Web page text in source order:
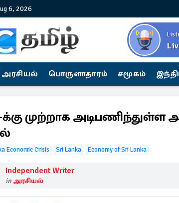
6, 2026
அரசியல் பொருளாதாரம் சமூகம்
க்கு முற்றாக அடிபணிந்துள்ள
Economic Crisis Sri Lanka Economy of Sri Lanka
Independent Writer
in அரசியல்